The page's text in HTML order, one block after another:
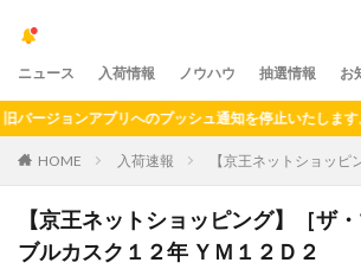
ニュース 入荷情報 ノウハウ 抽選情報 お
ョンアプリへのプッシュ通知を停止いたします。）
HOME 入荷速報 【京王ネットショッ
【京王ネットショッピング】［ザ
ブルカスク１２年 ＹＭ１２Ｄ２